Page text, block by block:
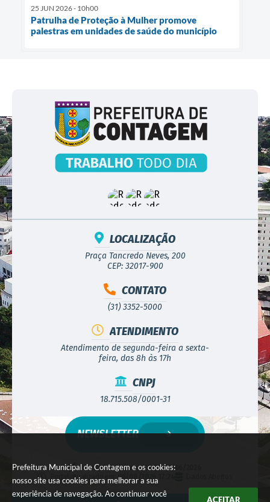
Prefeitura Municipal de Contagem e os cookies:
nosso site usa cookies para melhorar a sua
experiência de navegação. Ao continuar você
ACEITAR
25 JUN 2026 - 10h00
Patrulha de Proteção à Mulher promove
palestras em unidades de saúde do município
LOCALIZAÇÃO
Praça Tancredo Neves, 200
CEP: 32017-900
CONTATO
(31) 3352-5000
ATENDIMENTO
Atendimento de segunda-feira a sexta-
feira, das 8h às 17h
CNPJ
18.715.508/0001-31
Versão do Sistema:3.5.3 - 19/06/2026
Portal atualizado em:
06/08/2026 17:24
NEWSLETTER